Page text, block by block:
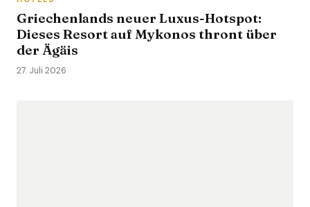
Griechenlands neuer Luxus-Hotspot:
Dieses Resort auf Mykonos thront über
der Ägäis
27. Juli 2026